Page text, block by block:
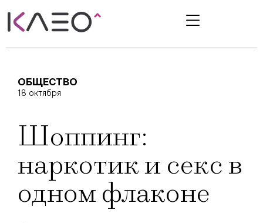
ОБЩЕСТВО
18 октября
Шоппинг:
наркотик и секс в
одном флаконе